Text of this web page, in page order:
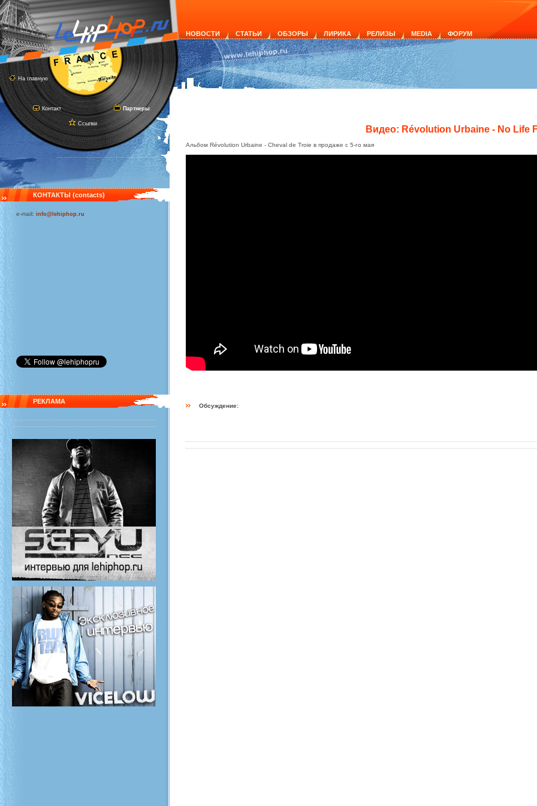
На главную
Контакт
Ссылки
Партнеры
НОВОСТИ СТАТЬИ ОБЗОРЫ ЛИРИКА РЕЛИЗЫ MEDIA ФОРУМ
КОНТАКТЫ (contacts)
e-mail: info@lehiphop.ru
РЕКЛАМА
Видео: Révolution Urbaine - No Life
Альбом Révolution Urbaine - Cheval de Troie в продаже с 5-го мая
Обсуждение: